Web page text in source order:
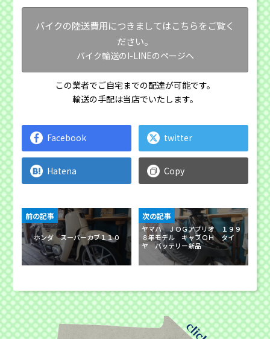
バイクの陸送費用につきましてはこちらをご覧く
ださい。
バイク輸送のI-LINEのページへ
この業者でご自宅までの配達が可能です。
輸送の手配は当店でいたします。
Facebook twitter
Hatena Copy
ホンダ スーパーカブ１１０
前の記事
ヤマハ ＪＯＧアプリオ １９９
８年モデル キャブＯＨ タイ
ヤ バッテリー新品
次の記事